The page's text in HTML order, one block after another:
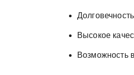
Высокое
Возможность